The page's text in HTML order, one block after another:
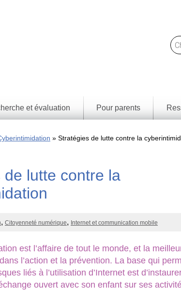
et évaluation
un
Pour parents
et
101
Stratégies de lutte contre la
de lutte contre la
Citoyenneté numérique Internet et communication mobile
est l’affaire de tout le monde, et la
l’action et la prévention. La base qui
liés à l’utilisation d’Internet est
ouvert avec son enfant sur ses